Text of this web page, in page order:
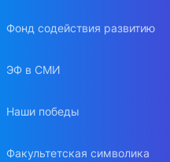
Фонд содействия развитию
ЭФ в СМИ
Наши победы
Факультетская символика